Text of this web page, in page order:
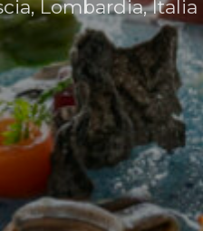
Lombardia, Italia